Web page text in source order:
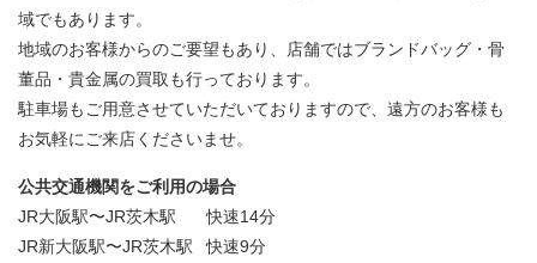
域でもあります。
地域のお客様からのご要望もあり、店舗ではブランドバッグ・骨
董品・貴金属の買取も行っております。
駐車場もご用意させていただいておりますので、遠方のお客様も
お気軽にご来店くださいませ。
公共交通機関をご利用の場合
JR大阪駅〜JR茨木駅
快速14分
JR新大阪駅〜JR茨木駅
快速9分